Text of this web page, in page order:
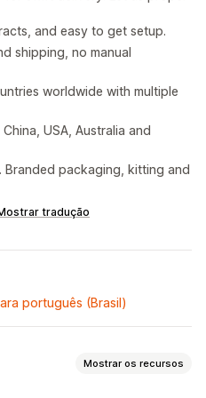
and easy to get setup.
shipping, no manual
worldwide with multiple
USA, Australia and
packaging, kitting and
tradução
português (Brasil)
Mostrar os recursos